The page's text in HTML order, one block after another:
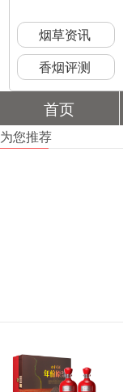
烟草资讯
香烟评测
首页
为您推荐